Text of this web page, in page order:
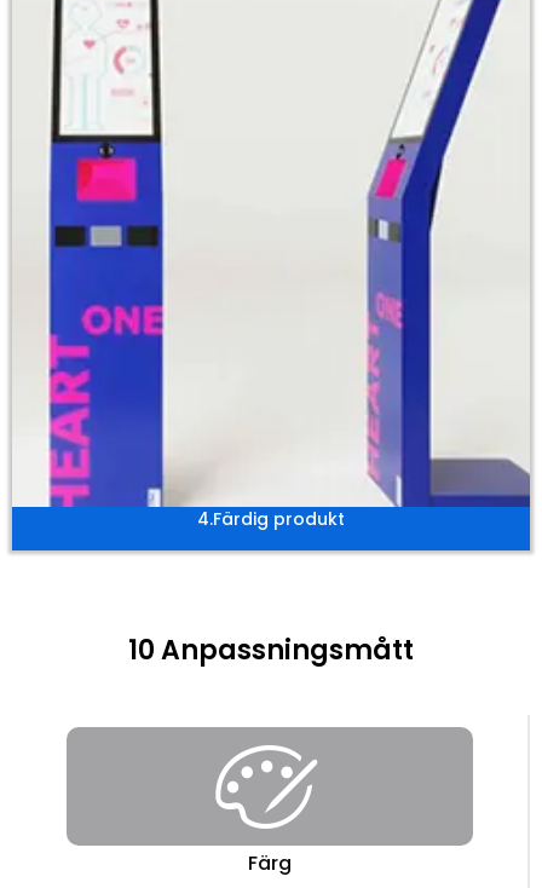
4.Färdig produkt
10 Anpassningsmått
Färg